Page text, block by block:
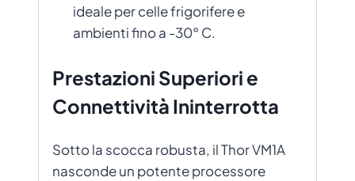
ideale per celle frigorifere e
ambienti fino a -30° C.
Prestazioni Superiori e
Connettività Ininterrotta
Sotto la scocca robusta, il Thor VM1A
nasconde un potente processore